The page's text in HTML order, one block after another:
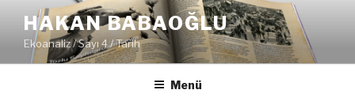
HAKAN BABAOĞLU
Ekoanaliz / Sayı 4 / Tarih
Menü